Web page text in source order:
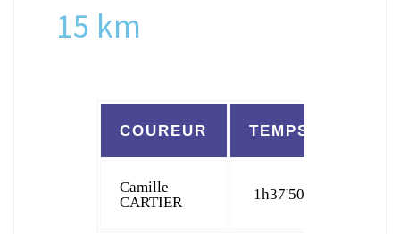
15 km
COUREUR TEMPS
Camille
CARTIER
1h37'50